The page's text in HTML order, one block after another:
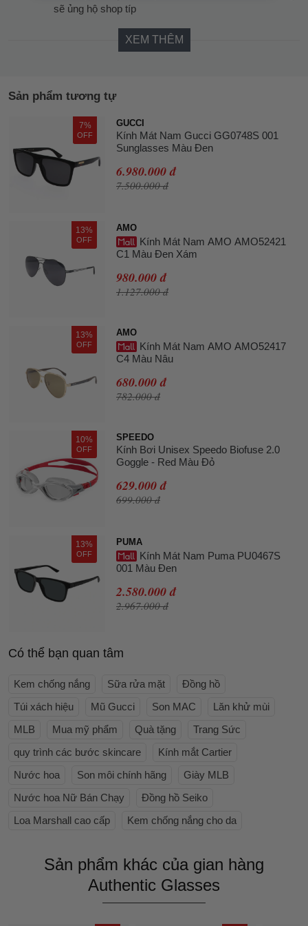
sẽ ủng hộ shop típ
XEM THÊM
Sản phẩm tương tự
7%
OFF
GUCCI
Kính Mát Nam Gucci GG0748S 001
Sunglasses Màu Đen
6.980.000 đ
7.500.000 đ
13%
OFF
AMO
Kính Mát Nam AMO AMO52421
C1 Màu Đen Xám
980.000 đ
1.127.000 đ
13%
OFF
AMO
Kính Mát Nam AMO AMO52417
C4 Màu Nâu
680.000 đ
782.000 đ
10%
OFF
SPEEDO
Kính Bơi Unisex Speedo Biofuse 2.0
Goggle - Red Màu Đỏ
629.000 đ
699.000 đ
13%
OFF
PUMA
Kính Mát Nam Puma PU0467S
001 Màu Đen
2.580.000 đ
2.967.000 đ
Có thể bạn quan tâm
Kem chống nắng Sữa rửa mặt
Đồng hồ
Túi xách hiệu
Mũ Gucci Son MAC
Lăn khử mùi
MLB
Mua mỹ phẩm Quà tặng
Trang Sức
quy trình các bước skincare
Kính mắt Cartier
Nước hoa
Son môi chính hãng
Giày MLB
Nước hoa Nữ Bán Chạy
Đồng hồ Seiko
Loa Marshall cao cấp
Kem chống nắng cho da
Sản phẩm khác của gian hàng
Authentic Glasses